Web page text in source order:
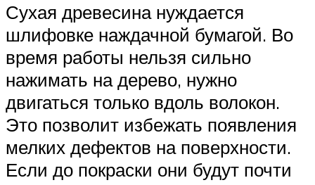
Сухая древесина нуждается
шлифовке наждачной бумагой. Во
время работы нельзя сильно
нажимать на дерево, нужно
двигаться только вдоль волокон.
Это позволит избежать появления
мелких дефектов на поверхности.
Если до покраски они будут почти